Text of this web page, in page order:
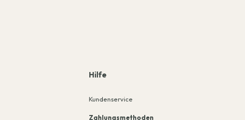
Hilfe
Kundenservice
Zahlungsmethoden